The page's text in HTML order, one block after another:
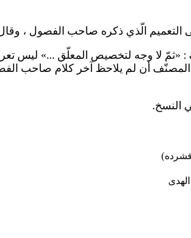
الّذي ذكره صاحب الفصول ، وقال :
من المصنّف أن لم يلاحظ آخر كلام